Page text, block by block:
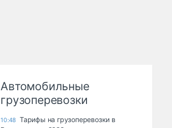
Автомобильные
грузоперевозки
10:48 Тарифы на грузоперевозки в